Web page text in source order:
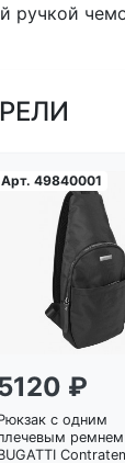
Арт. 49840001
₽
с одним
ремнем